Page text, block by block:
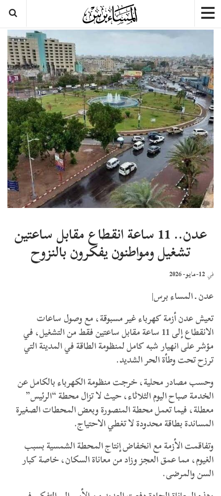
عدن.. 11 ساعة انقطاع مقابل ساعتين
تشغيل ومواطنون يفكرون بالنزوح
في 12-مايو- 2026
عدن ـ المساء برس|
تعيش عدن أزمة كهرباء غير مسبوقة، مع وصول ساعات
الانقطاع إلى 11 ساعة مقابل ساعتين فقط من التشغيل، في
مؤشر على انهيار شبه كامل لمنظومة الطاقة في المدينة التي
ترزح تحت وطأة الحر الشديد.
وحسب مصادر محلية، خرجت منظومة الكهرباء بالكامل عن
الخدمة صباح اليوم الثلاثاء، حيث لا تزال محطة “الرئيس”
معطلة، فيما تعمل محطة المنصورة وبعض المحطات الصغيرة
المساندة بطاقة محدودة لا تغطي الاحتياج.
وتفاقمت الأزمة مع انخفاض إنتاج المحطة الشمسية بسبب
الغيوم، مما عمق العجز وزاد من معاناة السكان، خاصة كبار
السن والمرضى.